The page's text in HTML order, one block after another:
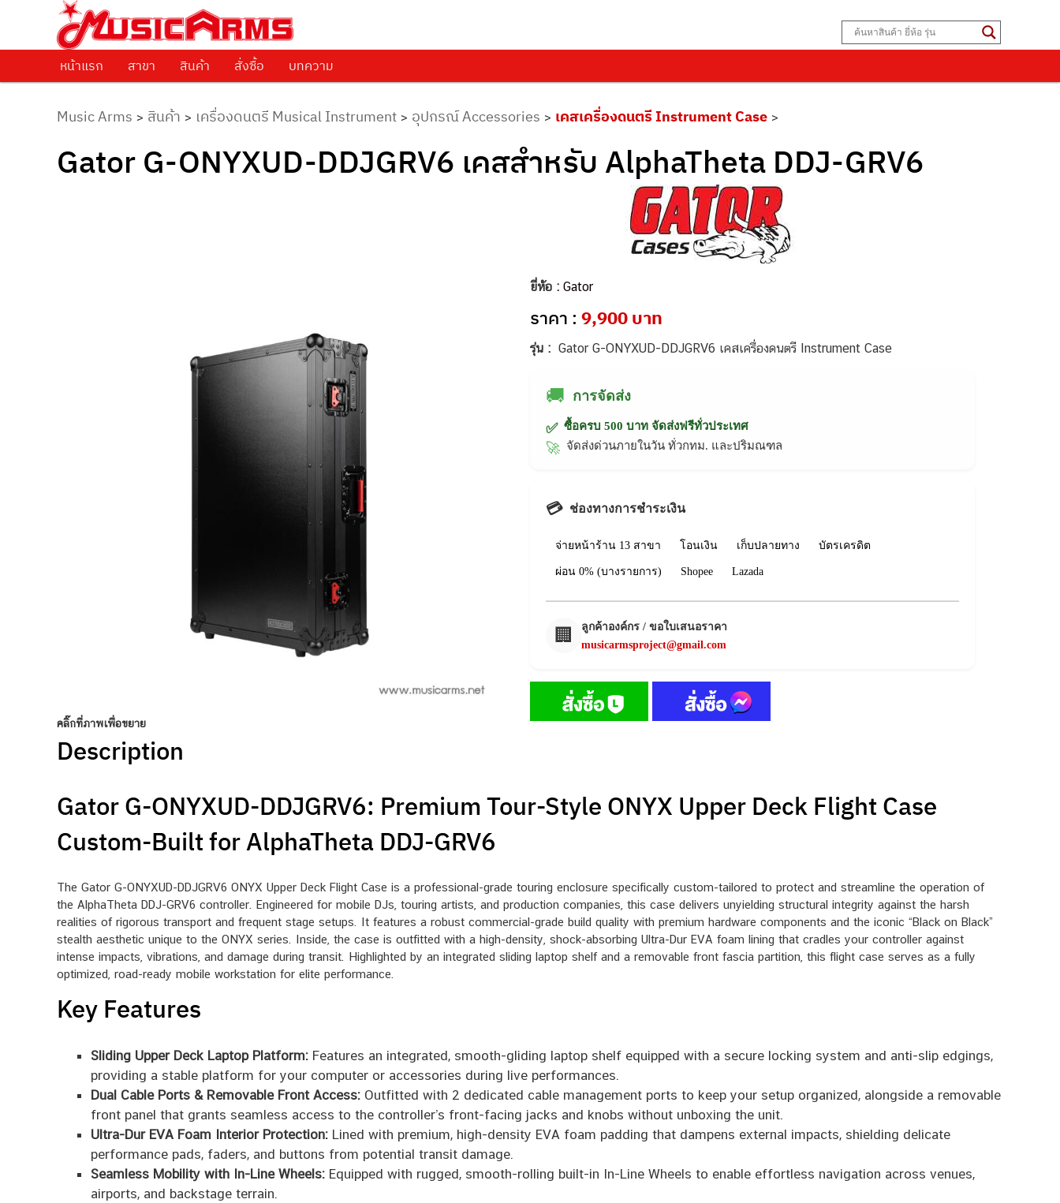
Music Arms
ศูนย์รวมครื่องดนตรีทุกชนิด ตั้งแต่เริ่มต้นถึงมืออาชีพ
Skip to primary content
หน้าแรก สาขา สินค้า สั่งซื้อ บทความ
Music Arms > สินค้า > เครื่องดนตรี Musical Instrument > อุปกรณ์ Accessories > เคสเครื่องดนตรี Instrument Case >
Gator G-ONYXUD-DDJGRV6 เคสสำหรับ AlphaTheta DDJ-GRV6
คลิ๊กที่ภาพเพื่อขยาย
ยี่ห้อ : Gator
ราคา : 9,900 บาท
รุ่น : Gator G-ONYXUD-DDJGRV6 เคสเครื่องดนตรี Instrument Case
🚚 การจัดส่ง
✅ ซื้อครบ 500 บาท จัดส่งฟรีทั่วประเทศ
🚀 จัดส่งด่วนภายในวัน ทั่วกทม. และปริมณฑล
💳 ช่องทางการชำระเงิน
จ่ายหน้าร้าน 13 สาขา โอนเงิน เก็บปลายทาง บัตรเครดิต
ผ่อน 0% (บางรายการ) Shopee Lazada
🏢
ลูกค้าองค์กร / ขอใบเสนอราคา
musicarmsproject@gmail.com
Description
Gator G-ONYXUD-DDJGRV6: Premium Tour-Style ONYX Upper Deck Flight Case
Custom-Built for AlphaTheta DDJ-GRV6
The Gator G-ONYXUD-DDJGRV6 ONYX Upper Deck Flight Case is a professional-grade touring enclosure specifically custom-tailored to protect and streamline the operation of
the AlphaTheta DDJ-GRV6 controller. Engineered for mobile DJs, touring artists, and production companies, this case delivers unyielding structural integrity against the harsh
realities of rigorous transport and frequent stage setups. It features a robust commercial-grade build quality with premium hardware components and the iconic “Black on Black”
stealth aesthetic unique to the ONYX series. Inside, the case is outfitted with a high-density, shock-absorbing Ultra-Dur EVA foam lining that cradles your controller against
intense impacts, vibrations, and damage during transit. Highlighted by an integrated sliding laptop shelf and a removable front fascia partition, this flight case serves as a fully
optimized, road-ready mobile workstation for elite performance.
Key Features
Sliding Upper Deck Laptop Platform:Features an integrated, smooth-gliding laptop shelf equipped with a secure locking system and anti-slip edgings,
providing a stable platform for your computer or accessories during live performances.
Dual Cable Ports & Removable Front Access:Outfitted with 2 dedicated cable management ports to keep your setup organized, alongside a removable
front panel that grants seamless access to the controller’s front-facing jacks and knobs without unboxing the unit.
Ultra-Dur EVA Foam Interior Protection:Lined with premium, high-density EVA foam padding that dampens external impacts, shielding delicate
performance pads, faders, and buttons from potential transit damage.
Seamless Mobility with In-Line Wheels:Equipped with rugged, smooth-rolling built-in In-Line Wheels to enable effortless navigation across venues,
airports, and backstage terrain.